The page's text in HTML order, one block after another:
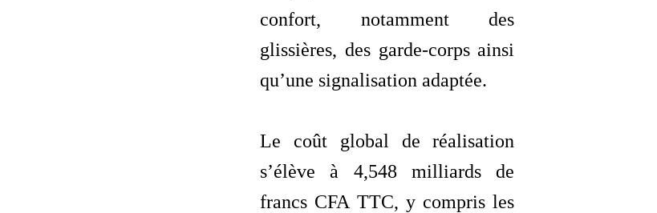
confort, notamment des
glissières, des garde-corps ainsi
qu’une signalisation adaptée.
‎Le coût global de réalisation
s’élève à 4,548 milliards de
francs CFA TTC, y compris les